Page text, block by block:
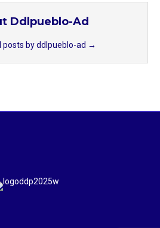
Ddlpueblo-Ad
posts by ddlpueblo-ad →